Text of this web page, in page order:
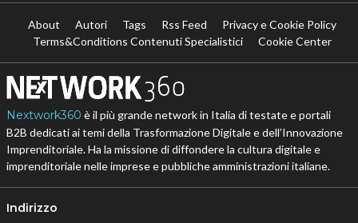
About Autori Tags Rss Feed
Privacy e Cookie Policy
Terms&Conditions Contenuti Specialistici
Cookie Center
Nextwork360 è il più grande network in Italia di testate e portali
B2B dedicati ai temi della Trasformazione Digitale e dell’Innovazione
Imprenditoriale. Ha la missione di diffondere la cultura digitale e
imprenditoriale nelle imprese e pubbliche amministrazioni italiane.
Indirizzo